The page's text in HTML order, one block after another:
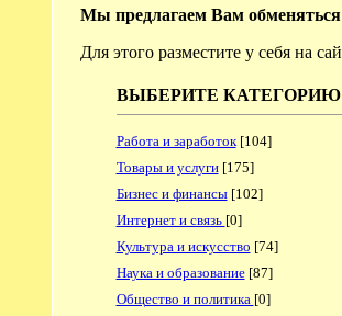
Мы предлагаем Вам
Для этого разместите у себя на
ВЫБЕРИТЕ КАТЕГОРИЮ
Работа и заработок[104]
Товары и услуги[175]
Бизнес и финансы[102]
Интернет и связь [0]
Культура и искусство [74]
Наука и образование[87]
Общество и политика [0]